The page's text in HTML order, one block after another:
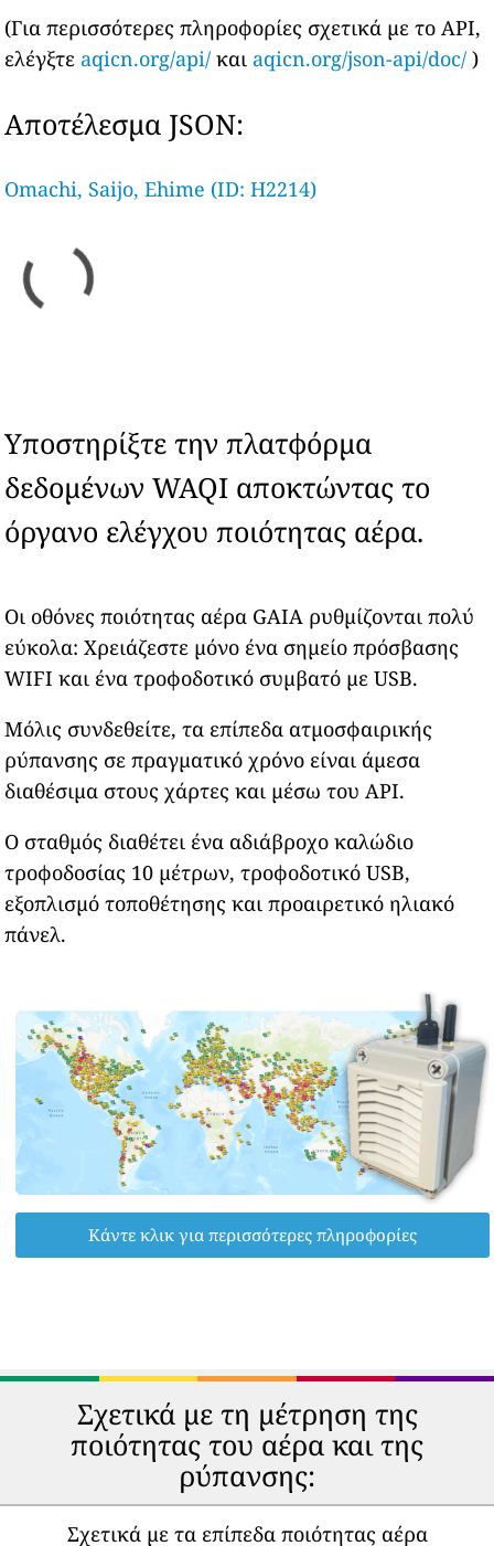
(Για περισσότερες πληροφορίες σχετικά με το API,
ελέγξτε aqicn.org/api/ και aqicn.org/json-api/doc/ )
Αποτέλεσμα JSON:
Omachi, Saijo, Ehime (ID: H2214)
Υποστηρίξτε την πλατφόρμα
δεδομένων WAQI αποκτώντας το
όργανο ελέγχου ποιότητας αέρα.
Οι οθόνες ποιότητας αέρα GAIA ρυθμίζονται πολύ
εύκολα: Χρειάζεστε μόνο ένα σημείο πρόσβασης
WIFI και ένα τροφοδοτικό συμβατό με USB.
Μόλις συνδεθείτε, τα επίπεδα ατμοσφαιρικής
ρύπανσης σε πραγματικό χρόνο είναι άμεσα
διαθέσιμα στους χάρτες και μέσω του API.
Ο σταθμός διαθέτει ένα αδιάβροχο καλώδιο
τροφοδοσίας 10 μέτρων, τροφοδοτικό USB,
εξοπλισμό τοποθέτησης και προαιρετικό ηλιακό
πάνελ.
Κάντε κλικ για περισσότερες πληροφορίες
Σχετικά με τη μέτρηση της
ποιότητας του αέρα και της
ρύπανσης:
Σχετικά με τα επίπεδα ποιότητας αέρα